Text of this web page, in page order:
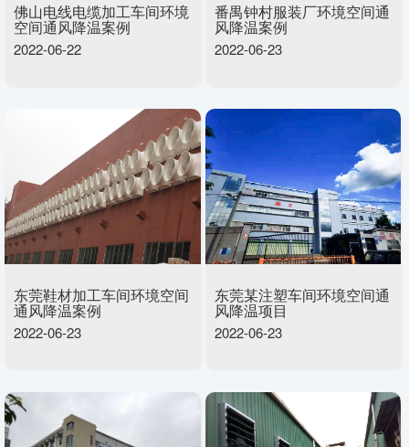
佛山电线电缆加工车间环境
空间通风降温案例
2022-06-22
番禺钟村服装厂环境空间通
风降温案例
2022-06-23
东莞鞋材加工车间环境空间
通风降温案例
2022-06-23
东莞某注塑车间环境空间通
风降温项目
2022-06-23